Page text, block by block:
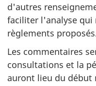
d'autres
faciliter l'analyse qui
règlements
Les commentaires
consultations et la
auront lieu du début